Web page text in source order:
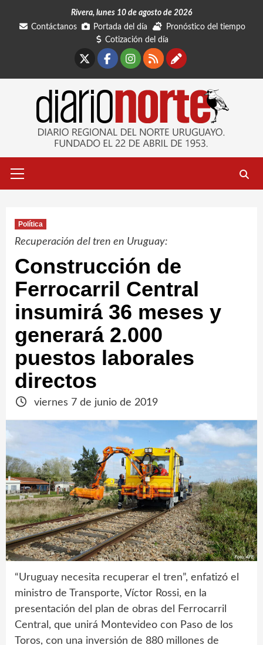
Rivera, lunes 10 de agosto de 2026
Contáctanos
Portada del día
Pronóstico del tiempo
Cotización del día
Facebook
Instagram
RSSContáctanos
primario
Política
Recuperación del tren en Uruguay:
Construcción de
Ferrocarril Central
insumirá 36 meses y
generará 2.000
puestos laborales
directos
viernes 7 de junio de 2019
“Uruguay necesita recuperar el tren”, enfatizó el
ministro de Transporte, Víctor Rossi, en la
presentación del plan de obras del Ferrocarril
Central, que unirá Montevideo con Paso de los
Toros, con una inversión de 880 millones de